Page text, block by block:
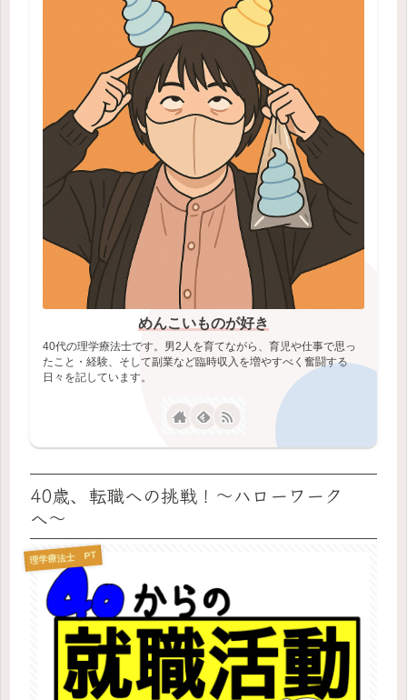
めんこいものが好き
40代の理学療法士です。男2人を育てながら、育児や仕事で思っ
たこと・経験、そして副業など臨時収入を増やすべく奮闘する
日々を記しています。
40歳、転職への挑戦！〜ハローワーク
へ〜
理学療法士 PT